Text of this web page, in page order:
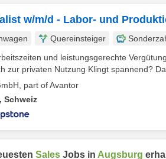
w/m/d - Labor- und
Quereinsteiger
und leistungsgerechte
zur privaten Nutzung Klingt spannend?
part of Avantor
Schweiz
Sales Jobs in Augsburg